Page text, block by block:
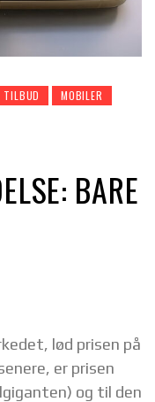
TILBUD MOBILER
BARE
lød prisen på
er prisen
og til den